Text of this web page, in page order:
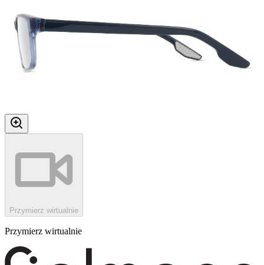
Przymierz wirtualnie
Przymierz wirtualnie